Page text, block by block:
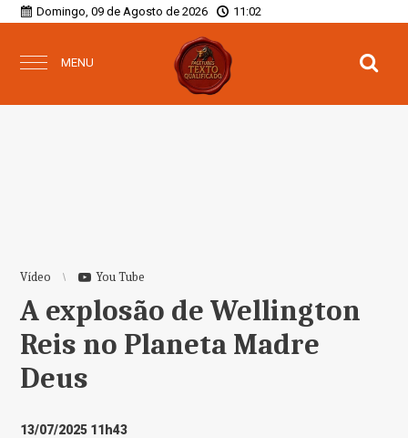
Domingo, 09 de Agosto de 2026 11:02
MENU
Vídeo You Tube
A explosão de Wellington
Reis no Planeta Madre
Deus
13/07/2025 11h43